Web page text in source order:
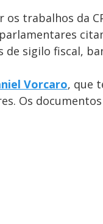
trabalhos da
de sigilo fiscal,
Vorcaro, que
Os documentos